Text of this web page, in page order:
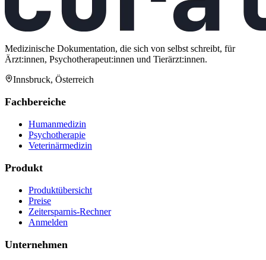
Medizinische Dokumentation, die sich von selbst schreibt, für
Ärzt:innen, Psychotherapeut:innen und Tierärzt:innen.
Innsbruck, Österreich
Fachbereiche
Humanmedizin
Psychotherapie
Veterinärmedizin
Produkt
Produktübersicht
Preise
Zeitersparnis-Rechner
Anmelden
Unternehmen